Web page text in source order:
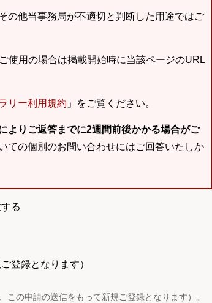
の他当事務局が不適切と判断した用途ではご
使用の場合は掲載開始時に当該ページのURL
リー利用規約 」をご覧ください。
よりご返答までに2週間前後かかる場合がご
ての個別のお問い合わせにはご回答いたしか
る
登録となります）
の申請の送信をもって新規ご登録となります）。